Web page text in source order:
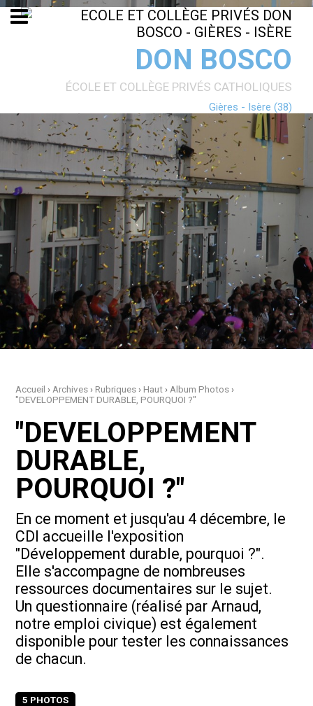
DON BOSCO
ÉCOLE ET COLLÈGE PRIVÉS CATHOLIQUES
Gières - Isère (38)
Accueil › Archives ›Rubriques ›Haut › Album Photos ›
"DEVELOPPEMENT DURABLE, POURQUOI ?"
"DEVELOPPEMENT
DURABLE,
POURQUOI ?"
En ce moment et jusqu'au 4 décembre, le
CDI accueille l'exposition
"Développement durable, pourquoi ?".
Elle s'accompagne de nombreuses
ressources documentaires sur le sujet.
Un questionnaire (réalisé par Arnaud,
notre emploi civique) est également
disponible pour tester les connaissances
de chacun.
5 PHOTOS